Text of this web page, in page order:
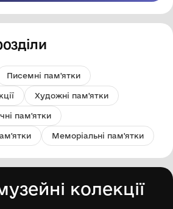
Писемні пам'ятки
Художні пам'ятки
пам'ятки
Меморіальні пам'ятки
колекції